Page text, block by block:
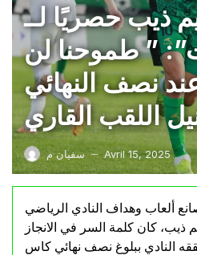
ذيب حصريًا لــ
” طموحنا لن
نصف النهائي
سفيان م — Avril 15, 2025
ألعاب وهداف النادي الرياضي
ذيب، كان كلمة السر في الانجاز
النادي ببلوغ نصف نهائي كاس